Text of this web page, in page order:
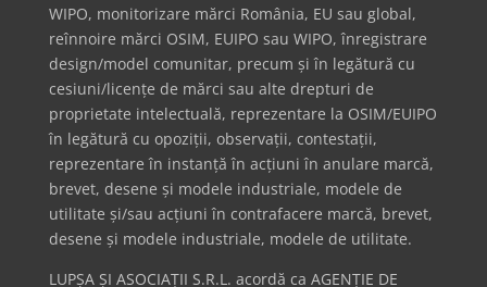
WIPO, monitorizare mărci România, EU sau global,
reînnoire mărci OSIM, EUIPO sau WIPO, înregistrare
design/model comunitar, precum și în legătură cu
cesiuni/licențe de mărci sau alte drepturi de
proprietate intelectuală, reprezentare la OSIM/EUIPO
în legătură cu opoziții, observații, contestații,
reprezentare în instanță în acțiuni în anulare marcă,
brevet, desene și modele industriale, modele de
utilitate și/sau acțiuni în contrafacere marcă, brevet,
desene și modele industriale, modele de utilitate.
LUPȘA ȘI ASOCIAȚII S.R.L. acordă ca AGENȚIE DE